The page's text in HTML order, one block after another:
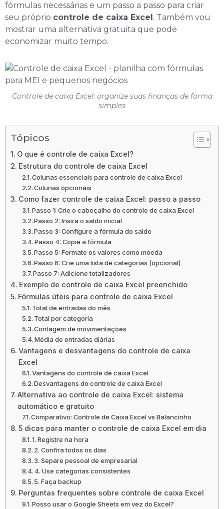
fórmulas necessárias e um passo a passo para criar
seu próprio controle de caixa Excel . Também vou
mostrar uma alternativa gratuita que pode
economizar muito tempo.
Controle de caixa Excel: organize suas finanças de forma
simples
Tópicos
O que é controle de caixa Excel?
Estrutura do controle de caixa Excel
Colunas essenciais para controle de caixa Excel
Colunas opcionais
Como fazer controle de caixa Excel: passo a passo
Passo 1: Crie o cabeçalho do controle de caixa Excel
Passo 2: Insira o saldo inicial
Passo 3: Configure a fórmula do saldo
Passo 4: Copie a fórmula
Passo 5: Formate os valores como moeda
Passo 6: Crie uma lista de categorias (opcional)
Passo 7: Adicione totalizadores
Exemplo de controle de caixa Excel preenchido
Fórmulas úteis para controle de caixa Excel
Total de entradas do mês
Total por categoria
Contagem de movimentações
Média de entradas diárias
Vantagens e desvantagens do controle de caixa
Excel
Vantagens do controle de caixa Excel
Desvantagens do controle de caixa Excel
Alternativa ao controle de caixa Excel: sistema
automático e gratuito
Comparativo: Controle de Caixa Excel vs Balancinho
5 dicas para manter o controle de caixa Excel em dia
1. Registre na hora
2. Confira todos os dias
3. Separe pessoal de empresarial
4. Use categorias consistentes
5. Faça backup
Perguntas frequentes sobre controle de caixa Excel
Posso usar o Google Sheets em vez do Excel?